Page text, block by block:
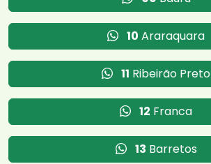
10 Araraquara
11 Ribeirão Preto
12 Franca
13 Barretos